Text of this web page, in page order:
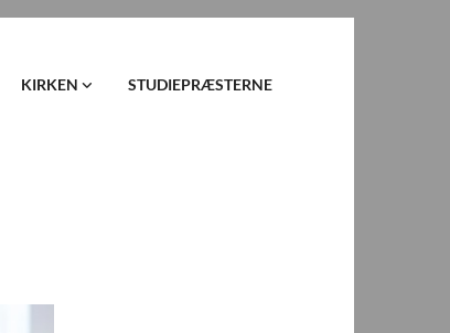
KIRKEN STUDIEPRÆSTERNE